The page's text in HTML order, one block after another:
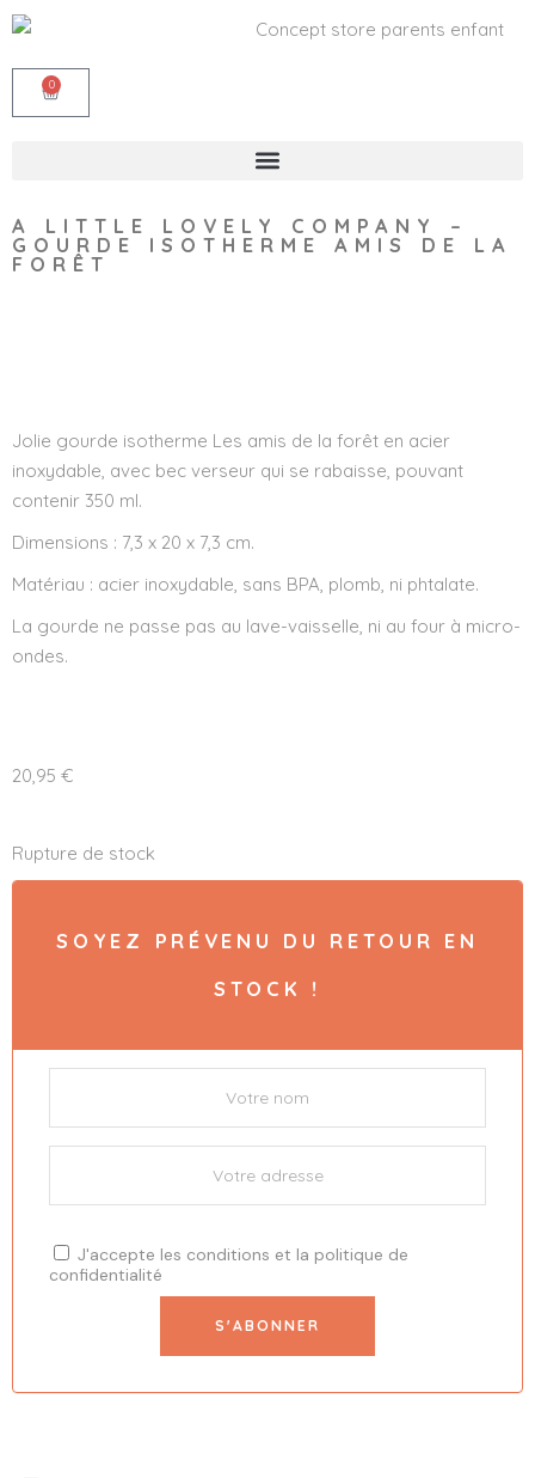
0
A LITTLE LOVELY COMPANY –
GOURDE ISOTHERME AMIS DE LA
FORÊT
Jolie gourde isotherme Les amis de la forêt en acier
inoxydable, avec bec verseur qui se rabaisse, pouvant
contenir 350 ml.
Dimensions : 7,3 x 20 x 7,3 cm.
Matériau : acier inoxydable, sans BPA, plomb, ni phtalate.
La gourde ne passe pas au lave-vaisselle, ni au four à micro-
ondes.
20,95 €
Rupture de stock
SOYEZ PRÉVENU DU RETOUR EN
STOCK !
J'accepte les conditions et la politique de
confidentialité